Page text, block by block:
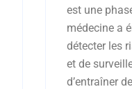
est une
médecine a
détecter les
et de
d’entraîner